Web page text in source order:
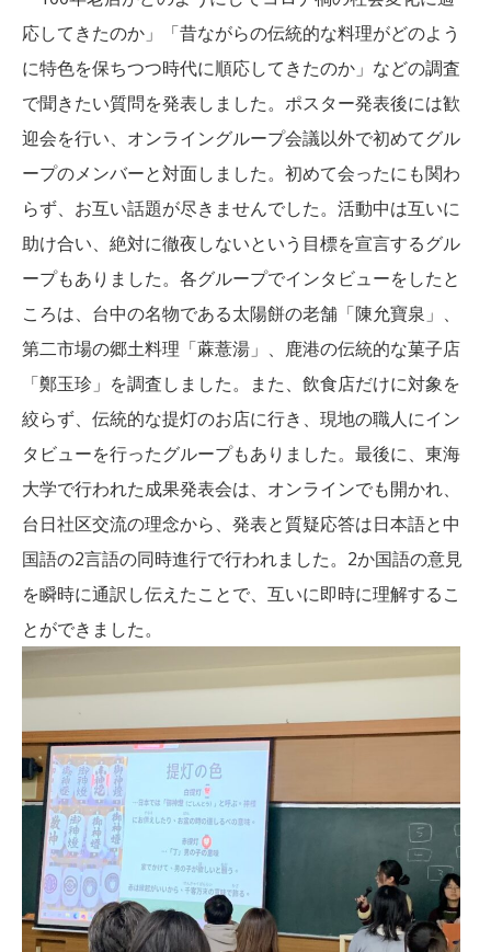
応してきたのか」「昔ながらの伝統的な料理がどのよう
に特色を保ちつつ時代に順応してきたのか」などの調査
で聞きたい質問を発表しました。ポスター発表後には歓
迎会を行い、オンライングループ会議以外で初めてグル
ープのメンバーと対面しました。初めて会ったにも関わ
らず、お互い話題が尽きませんでした。活動中は互いに
助け合い、絶対に徹夜しないという目標を宣言するグル
ープもありました。各グループでインタビューをしたと
ころは、台中の名物である太陽餅の老舗「陳允寶泉」、
第二市場の郷土料理「蔴薏湯」、鹿港の伝統的な菓子店
「鄭玉珍」を調査しました。また、飲食店だけに対象を
絞らず、伝統的な提灯のお店に行き、現地の職人にイン
タビューを行ったグループもありました。最後に、東海
大学で行われた成果発表会は、オンラインでも開かれ、
台日社区交流の理念から、発表と質疑応答は日本語と中
国語の2言語の同時進行で行われました。2か国語の意見
を瞬時に通訳し伝えたことで、互いに即時に理解するこ
とができました。